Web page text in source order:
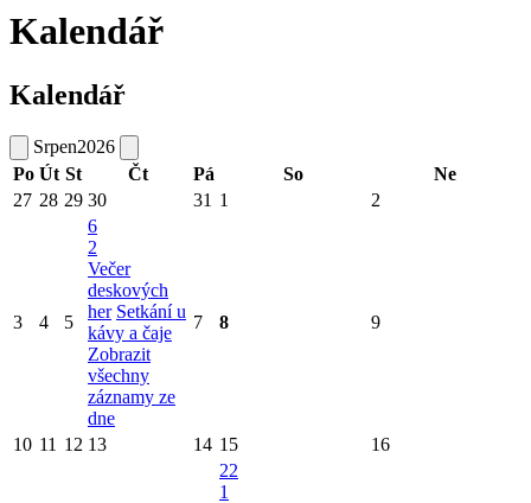
Kalendář
Kalendář
Srpen2026
Po Út St Čt Pá So
Ne
27 28 29 30 31 1 2
3 4 5
6
2
Večer
deskových
her Setkání u
kávy a čaje
Zobrazit
všechny
záznamy ze
dne
7 8 9
10 11 12 13 14 15 16
22
1